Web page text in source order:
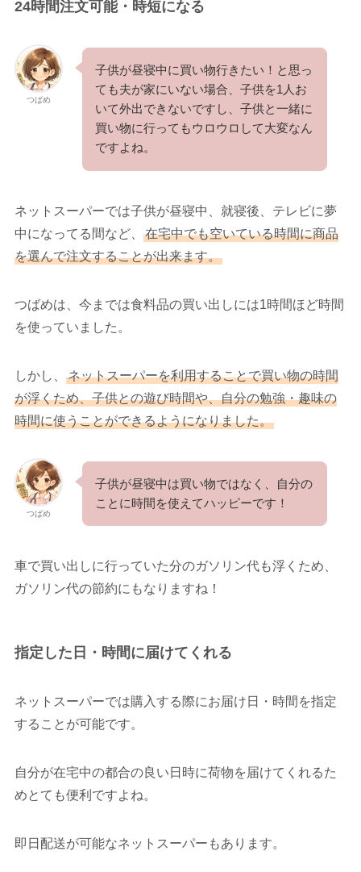
24時間注文可能・時短になる
つばめ
子供が昼寝中に買い物行きたい！と思っ
ても夫が家にいない場合、子供を1人お
いて外出できないですし、子供と一緒に
買い物に行ってもウロウロして大変なん
ですよね。
ネットスーパーでは子供が昼寝中、就寝後、テレビに夢
中になってる間など、
在宅中でも空いている時間に商品
を選んで注文することが出来ます。
つばめは、今までは食料品の買い出しには1時間ほど時間
を使っていました。
しかし、
ネットスーパーを利用することで買い物の時間
が浮くため、子供との遊び時間や、自分の勉強・趣味の
時間に使うことができるようになりました。
つばめ
子供が昼寝中は買い物ではなく、自分の
ことに時間を使えてハッピーです！
車で買い出しに行っていた分のガソリン代も浮くため、
ガソリン代の節約にもなりますね！
指定した日・時間に届けてくれる
ネットスーパーでは購入する際にお届け日・時間を指定
することが可能です。
自分が在宅中の都合の良い日時に荷物を届けてくれるた
めとても便利ですよね。
即日配送が可能なネットスーパーもあります。